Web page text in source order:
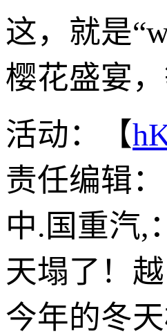
这，就是
樱花盛宴
活动：【
责任编辑
中.国重汽,
天塌了！
今年的冬